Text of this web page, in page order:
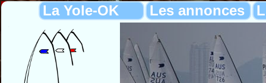
La Yole-OK Les annonces